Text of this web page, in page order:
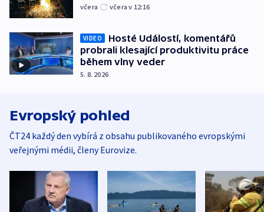
včera včera v 12:16
VIDEO
Hosté Událostí, komentářů
probrali klesající produktivitu práce
během vlny veder
5. 8. 2026
Evropský pohled
ČT24 každý den vybírá z obsahu publikovaného evropskými
veřejnými médii, členy Eurovize.